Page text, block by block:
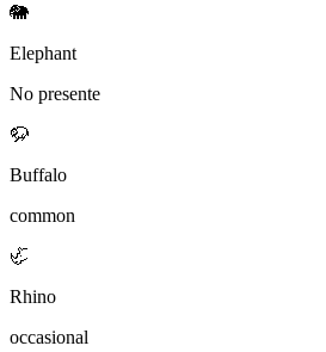
🐘
Elephant
No presente
🦬
Buffalo
common
🦏
Rhino
occasional